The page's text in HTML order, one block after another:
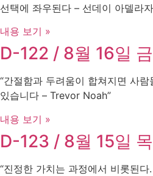
선택에 좌우된다 – 선데이 아델라
내용 보기 »
D-122 / 8월 16일
“간절함과 두려움이 합쳐지면 사
있습니다 – Trevor Noah”
내용 보기 »
D-123 / 8월 15일
“진정한 가치는 과정에서 비롯된